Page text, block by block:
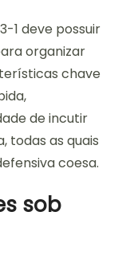
1 deve possuir
organizar
chave
de incutir
todas as quais
coesa.
sob